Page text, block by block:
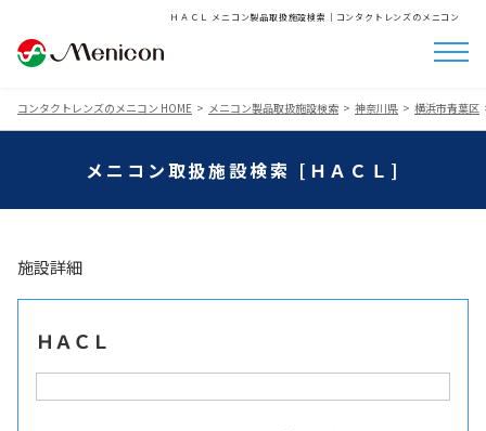
ＨＡＣＬ メニコン製品取扱施設検索│コンタクトレンズのメニコン
コンタクトレンズのメニコン HOME メニコン製品取扱施設検索 神奈川県 横浜市青葉区
メニコン取扱施設検索 [ＨＡＣＬ]
施設詳細
ＨＡＣＬ